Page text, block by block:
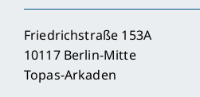
Friedrichstraße 153A
10117 Berlin-Mitte
Topas-Arkaden